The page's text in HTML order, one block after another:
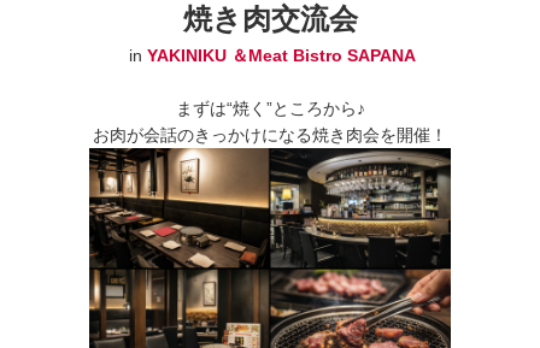
焼き肉交流会
in YAKINIKU ＆Meat Bistro SAPANA
まずは“焼く”ところから♪
お肉が会話のきっかけになる焼き肉会を開催！